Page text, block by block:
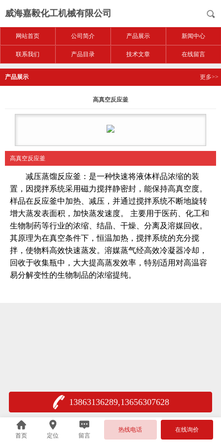
威海嘉毅化工机械有限公司
网站首页 公司简介 产品展示 新闻中心
联系我们 产品目录 技术文章 在线留言
产品展示 更多>>
高真空反应釜
高真空反应釜
减压蒸馏反应釜：是一种快速将液体样品浓缩的装
置，因搅拌系统采用磁力搅拌静密封，能保持高真空度。
样品在反应釜中加热、减压，并通过搅拌系统不断地旋转
增大蒸发表面积，加快蒸发速度。 主要用于医药、化工和
生物制药等行业的浓缩、结晶、干燥、分离及溶媒回收。
其原理为在真空条件下，恒温加热，搅拌系统的充分搅
拌，使物料高效快速蒸发。溶媒蒸气经高效冷凝器冷却，
回收于收集瓶中，大大提高蒸发效率，特别适用对高温容
易分解变性的生物制品的浓缩提纯。
13863136289,13656307628
首页 定位 留言
热线电话 在线询价